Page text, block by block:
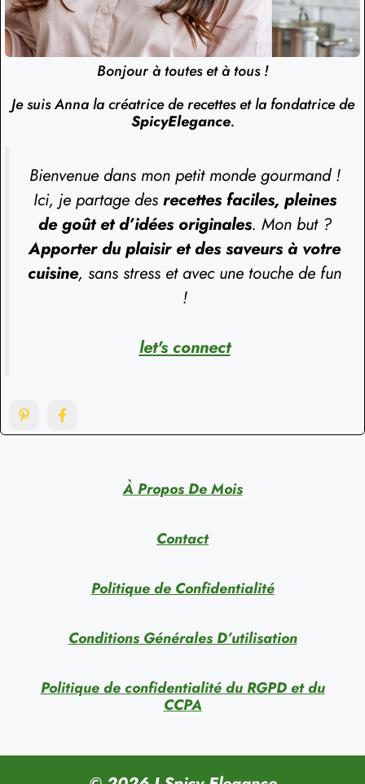
Bonjour à toutes et à tous !
Je suis Anna la créatrice de recettes et la fondatrice de
SpicyElegance.
Bienvenue dans mon petit monde gourmand !
Ici, je partage des recettes faciles, pleines
de goût et d’idées originales. Mon but ?
Apporter du plaisir et des saveurs à votre
cuisine, sans stress et avec une touche de fun
!
let's connect
À Propos De Mois
Contact
Politique de Confidentialité
Conditions Générales D’utilisation
Politique de confidentialité du RGPD et du
CCPA